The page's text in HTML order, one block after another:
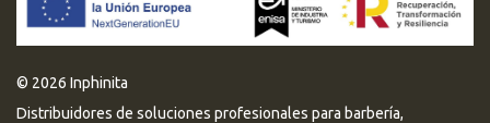
© 2026 Inphinita
Distribuidores de soluciones profesionales para barbería,